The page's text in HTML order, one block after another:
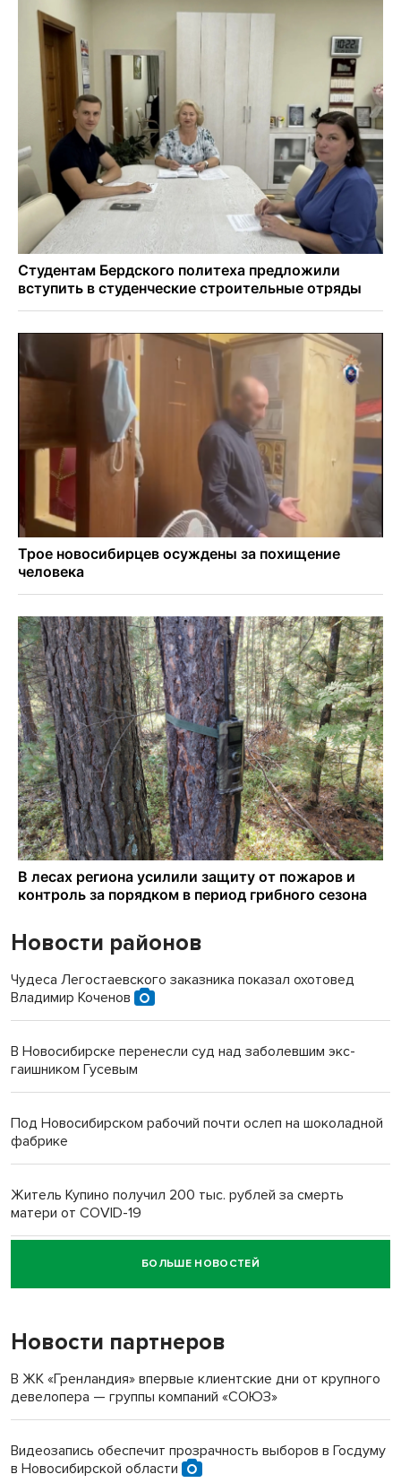
Новости районов
Чудеса Легостаевского заказника показал охотовед
Владимир Коченов
В Новосибирске перенесли суд над заболевшим экс-
гаишником Гусевым
Под Новосибирском рабочий почти ослеп на шоколадной
фабрике
Житель Купино получил 200 тыс. рублей за смерть
матери от COVID-19
Новосибирский суд наказал водителя за смерть
пенсионерки на вокзале
БОЛЬШЕ НОВОСТЕЙ
Новости партнеров
В ЖК «Гренландия» впервые клиентские дни от крупного
девелопера — группы компаний «СОЮЗ»
Видеозапись обеспечит прозрачность выборов в Госдуму
в Новосибирской области